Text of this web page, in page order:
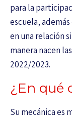
para la
escuela,
en una relación
manera nacen
2022/2023.
¿En qué
Su mecánica es